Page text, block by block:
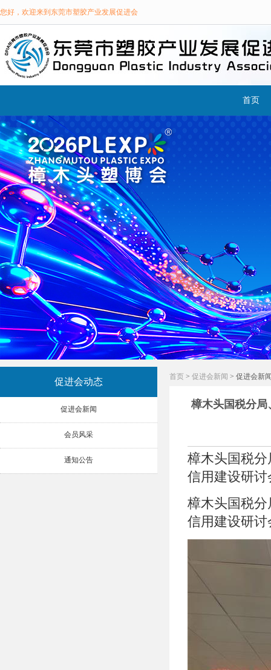
您好，欢迎来到东莞市塑胶产业发展促进会
首页
促进会动态
促进会新闻
会员风采
通知公告
首页 > 促进会新闻 > 促进会新
樟木头国税分
樟木头国税
信用建设研讨
樟木头国税
信用建设研讨